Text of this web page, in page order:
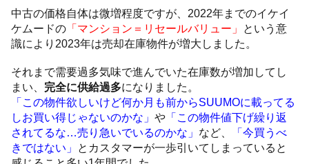
中古の価格自体は微増程度ですが、2022年までのイケイ
ケムードの 「マンション＝リセールバリュー」
という意
識により2023年は売却在庫物件が増大しました。
それまで需要過多気味で進んでいた在庫数が増加してし
まい、 完全に供給過多になりました。
「この物件欲しいけど何か月も前からSUUMOに載ってる
しお買い得じゃないのかな」や 「この物件値下げ繰り返
されてるな…売り急いでいるのかな」 など、
「今買うべ
きではない」
とカスタマーが一歩引いてしまっていると